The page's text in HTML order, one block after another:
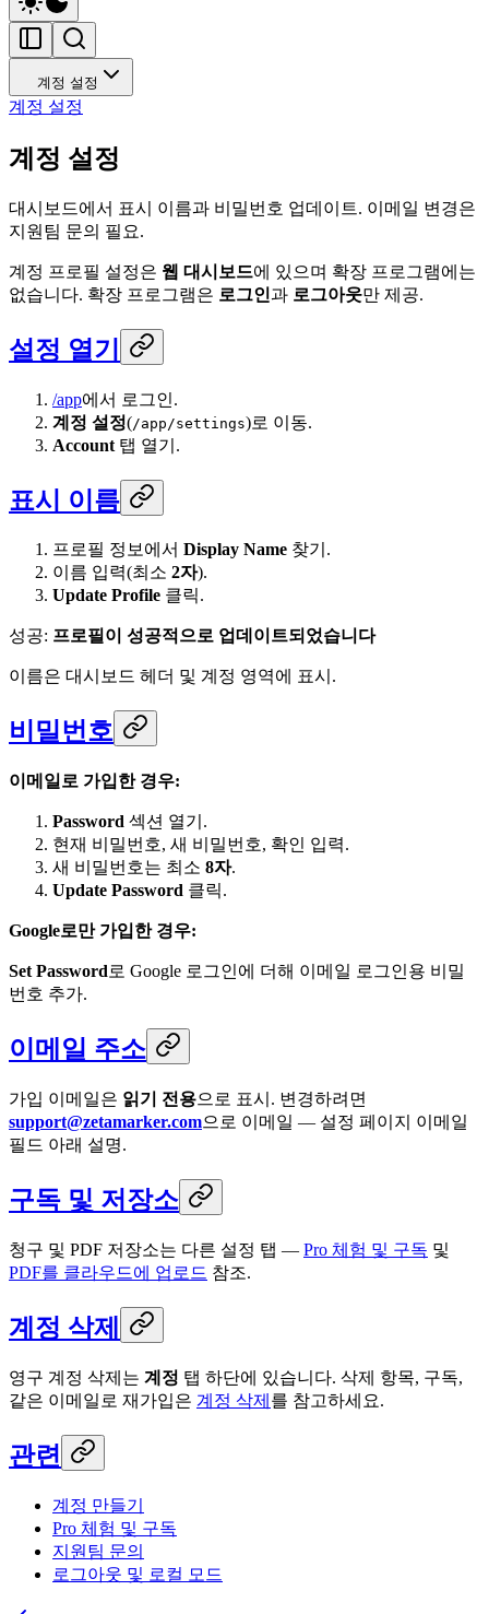
계정 설정
계정 설정
계정 설정
대시보드에서 표시 이름과 비밀번호 업데이트. 이메일 변경은
지원팀 문의 필요.
계정 프로필 설정은 웹 대시보드에 있으며 확장 프로그램에는
없습니다. 확장 프로그램은 로그인과 로그아웃만 제공.
설정 열기
/app에서 로그인.
계정 설정(/app/settings)로 이동.
Account 탭 열기.
표시 이름
프로필 정보에서 Display Name 찾기.
이름 입력(최소 2자).
Update Profile 클릭.
성공: 프로필이 성공적으로 업데이트되었습니다
이름은 대시보드 헤더 및 계정 영역에 표시.
비밀번호
이메일로 가입한 경우:
Password 섹션 열기.
현재 비밀번호, 새 비밀번호, 확인 입력.
새 비밀번호는 최소 8자.
Update Password 클릭.
Google로만 가입한 경우:
Set Password로 Google 로그인에 더해 이메일 로그인용 비밀
번호 추가.
이메일 주소
가입 이메일은 읽기 전용으로 표시. 변경하려면
support@zetamarker.com으로 이메일 — 설정 페이지 이메일
필드 아래 설명.
구독 및 저장소
청구 및 PDF 저장소는 다른 설정 탭 — Pro 체험 및 구독 및
PDF를 클라우드에 업로드 참조.
계정 삭제
영구 계정 삭제는 계정 탭 하단에 있습니다. 삭제 항목, 구독,
같은 이메일로 재가입은 계정 삭제 를 참고하세요.
관련
계정 만들기
Pro 체험 및 구독
지원팀 문의
로그아웃 및 로컬 모드